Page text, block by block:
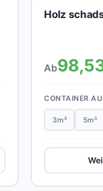
Holz
Ab
CONTAINER
3m³ 5m³